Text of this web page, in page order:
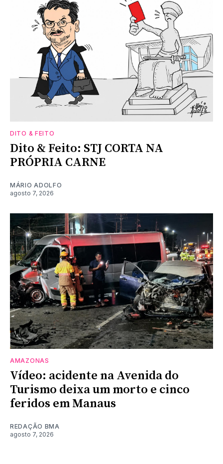
DITO & FEITO
Dito & Feito: STJ CORTA NA
PRÓPRIA CARNE
MÁRIO ADOLFO
agosto 7, 2026
AMAZONAS
Vídeo: acidente na Avenida do
Turismo deixa um morto e cinco
feridos em Manaus
REDAÇÃO BMA
agosto 7, 2026